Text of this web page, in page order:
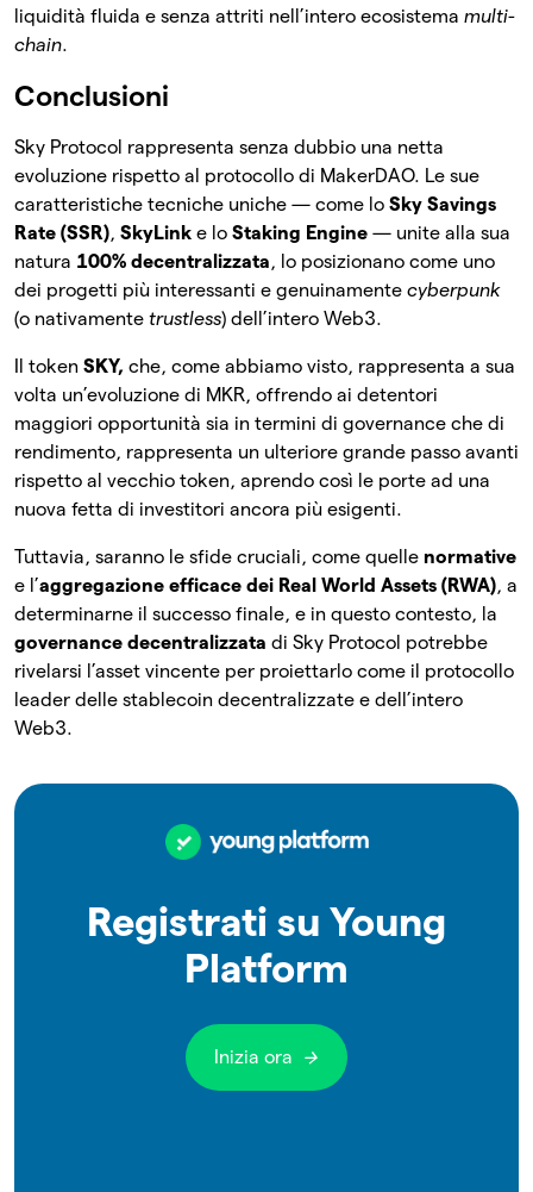
liquidità fluida e senza attriti nell’intero ecosistema multi-
chain.
Conclusioni
Sky Protocol rappresenta senza dubbio una netta
evoluzione rispetto al protocollo di MakerDAO. Le sue
caratteristiche tecniche uniche — come lo Sky Savings
Rate (SSR), SkyLink e lo Staking Engine — unite alla sua
natura 100% decentralizzata, lo posizionano come uno
dei progetti più interessanti e genuinamente cyberpunk
(o nativamente trustless) dell’intero Web3.
Il token SKY, che, come abbiamo visto, rappresenta a sua
volta un’evoluzione di MKR, offrendo ai detentori
maggiori opportunità sia in termini di governance che di
rendimento, rappresenta un ulteriore grande passo avanti
rispetto al vecchio token, aprendo così le porte ad una
nuova fetta di investitori ancora più esigenti.
Tuttavia, saranno le sfide cruciali, come quelle normative
e l’aggregazione efficace dei Real World Assets (RWA), a
determinarne il successo finale, e in questo contesto, la
governance decentralizzata di Sky Protocol potrebbe
rivelarsi l’asset vincente per proiettarlo come il protocollo
leader delle stablecoin decentralizzate e dell’intero
Web3.
Registrati su Young
Platform
Inizia ora